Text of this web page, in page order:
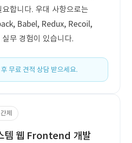
합니다. 우대 사항으로는
Babel, Redux, Recoil,
무 경험이 있습니다.
무료 견적 상담 받으세요.
제
템 웹 Frontend 개발